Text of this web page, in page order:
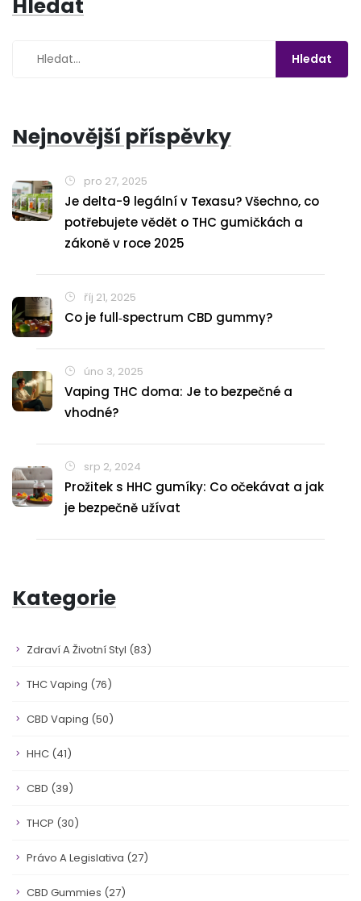
Hledat
Nejnovější příspěvky
pro 27, 2025
Je delta-9 legální v Texasu? Všechno, co
potřebujete vědět o THC gumičkách a
zákoně v roce 2025
říj 21, 2025
Co je full‑spectrum CBD gummy?
úno 3, 2025
Vaping THC doma: Je to bezpečné a
vhodné?
srp 2, 2024
Prožitek s HHC gumíky: Co očekávat a jak
je bezpečně užívat
Kategorie
Zdraví A Životní Styl (83)
THC Vaping (76)
CBD Vaping (50)
HHC (41)
CBD (39)
THCP (30)
Právo A Legislativa (27)
CBD Gummies (27)